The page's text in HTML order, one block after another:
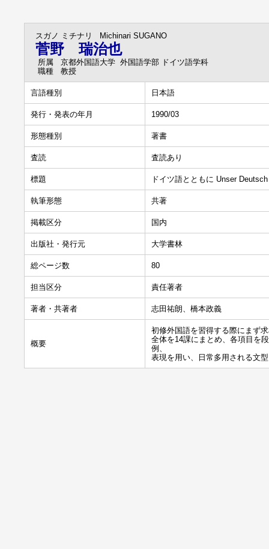
スガノ ミチナリ Michinari SUGANO
菅野 瑞治也
所属
京都外国語大学 外国語学部 ドイツ語学科
職種
教授
言語種別 日本語
発行・発表の年月 1990/03
形態種別 著書
査読 査読あり
標題 ドイツ語とともに Unser Deutsch
執筆形態 共著
掲載区分 国内
出版社・発行元 大学書林
総ページ数 80
担当区分 責任著者
著者・共著者 志田祐朗、橋本政義
概要
初修外国語を習得する際にまず
全体を14課にまとめ、各項目を
例、
表現を用い、日常多用される文